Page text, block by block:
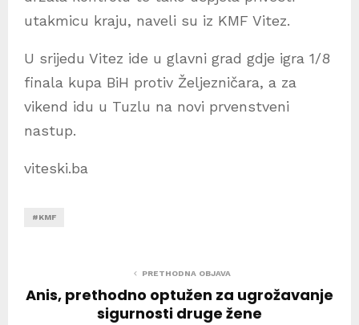
utakmicu kraju, naveli su iz KMF Vitez.
U srijedu Vitez ide u glavni grad gdje igra 1/8
finala kupa BiH protiv Željezničara, a za
vikend idu u Tuzlu na novi prvenstveni
nastup.
viteski.ba
#KMF
PRETHODNA OBJAVA
Anis, prethodno optužen za ugrožavanje
sigurnosti druge žene